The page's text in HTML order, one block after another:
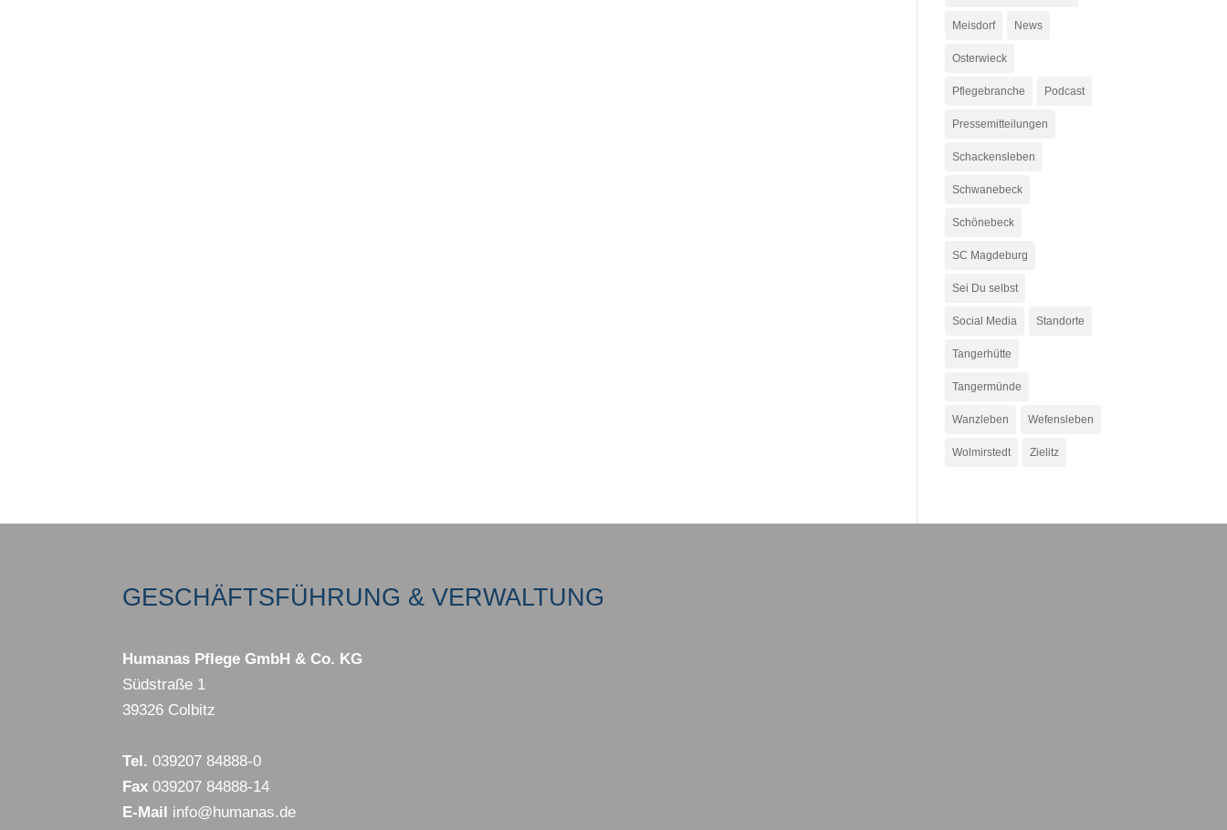
Meisdorf News
Osterwieck
Pflegebranche Podcast
Pressemitteilungen
Schackensleben
Schwanebeck
Schönebeck
SC Magdeburg
Sei Du selbst
Social Media Standorte
Tangerhütte
Tangermünde
Wanzleben Wefensleben
Wolmirstedt Zielitz
GESCHÄFTSFÜHRUNG & VERWALTUNG
Humanas Pflege GmbH & Co. KG
Südstraße 1
39326 Colbitz
Tel. 039207 84888-0
Fax 039207 84888-14
E-Mail info@humanas.de